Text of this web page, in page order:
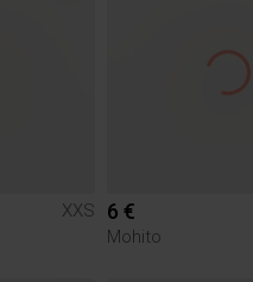
XXS
6 €
Mohito